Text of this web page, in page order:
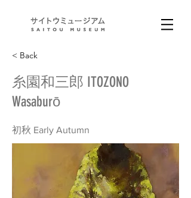
< Back
糸園和三郎 ITOZONO
Wasaburō
初秋 Early Autumn